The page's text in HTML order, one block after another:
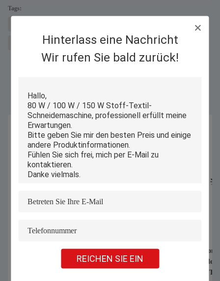
Hinterlass eine Nachricht
Wir rufen Sie bald zurück!
REICHEN SIE EIN
Tags:
Faserlaserschneider
CO2-Laserschneidanlage
1070nm 1000W 1500W Handheld
Laser Schweißmaschine zum
Automatischer
Industrie-Schneider
Unterwäsche BH-